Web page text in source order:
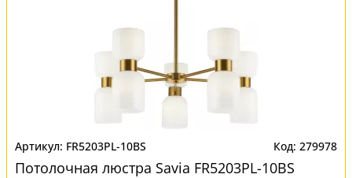
FR5203PL-10BS 279978
Потолочная люстра Savia FR5203PL-10BS